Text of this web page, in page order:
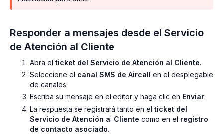
Responder a mensajes desde el Servicio
de Atención al Cliente
Abra el ticket del Servicio de Atención al Cliente.
Seleccione el canal SMS de Aircall en el desplegable
de canales.
Escriba su mensaje en el editor y haga clic en Enviar.
La respuesta se registrará tanto en el ticket del
Servicio de Atención al Cliente como en el registro
de contacto asociado.